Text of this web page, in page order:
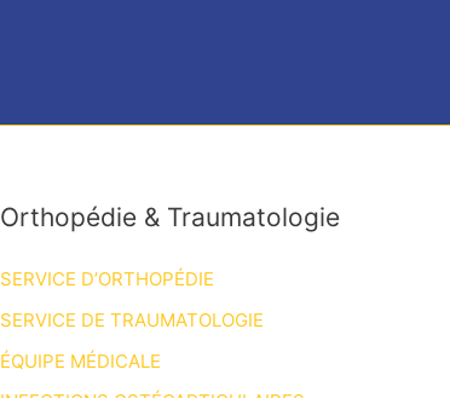
Orthopédie & Traumatologie
SERVICE D’ORTHOPÉDIE
SERVICE DE TRAUMATOLOGIE
ÉQUIPE MÉDICALE